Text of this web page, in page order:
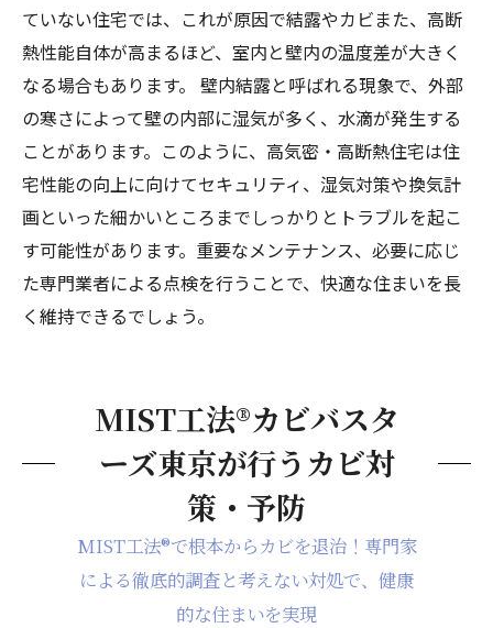
ていない住宅では、これが原因で結露やカビまた、高断
熱性能自体が高まるほど、室内と壁内の温度差が大きく
なる場合もあります。 壁内結露と呼ばれる現象で、外部
の寒さによって壁の内部に湿気が多く、水滴が発生する
ことがあります。このように、高気密・高断熱住宅は住
宅性能の向上に向けてセキュリティ、湿気対策や換気計
画といった細かいところまでしっかりとトラブルを起こ
す可能性があります。重要なメンテナンス、必要に応じ
た専門業者による点検を行うことで、快適な住まいを長
く維持できるでしょう。
MIST工法®カビバスタ
ーズ東京が行うカビ対
策・予防
MIST工法®で根本からカビを退治！専門家
による徹底的調査と考えない対処で、健康
的な住まいを実現